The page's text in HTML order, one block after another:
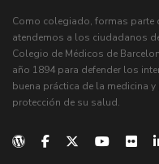
Como colegiado, formas parte
atendemos a los ciudadanos
Colegio de Médicos de
año 1894 para defender los
buena práctica de la medicina
protección de su salud.